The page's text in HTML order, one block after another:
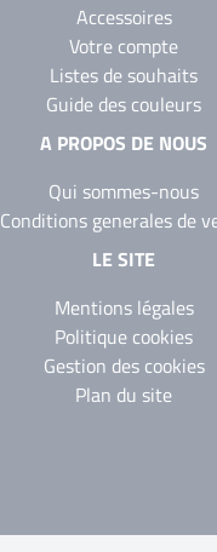
Accessoires
Votre compte
Listes de souhaits
Guide des couleurs
A PROPOS DE NOUS
Qui sommes-nous
Conditions generales de
LE SITE
Mentions légales
Politique cookies
Gestion des cookies
Plan du site